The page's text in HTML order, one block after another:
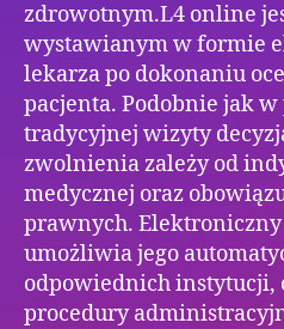
zdrowotnym.L4 online
wystawianym w formie
lekarza po dokonaniu
pacjenta. Podobnie jak
tradycyjnej wizyty
zwolnienia zależy od
medycznej oraz
prawnych.
umożliwia jego
odpowiednich instytucji,
procedury